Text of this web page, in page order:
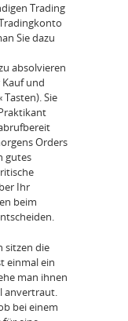
Trading
Sie dazu
absolvieren
und
Sie
Orders
gutes
Ihr
beim
sitzen die
einmal ein
man ihnen
anvertraut.
bei einem